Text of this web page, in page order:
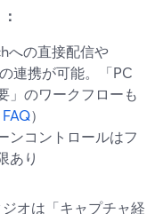
への直接配信や
連携が可能。「PC
」のワークフローも
）
ンコントロールはフ
あり
オは「キャプチャ経